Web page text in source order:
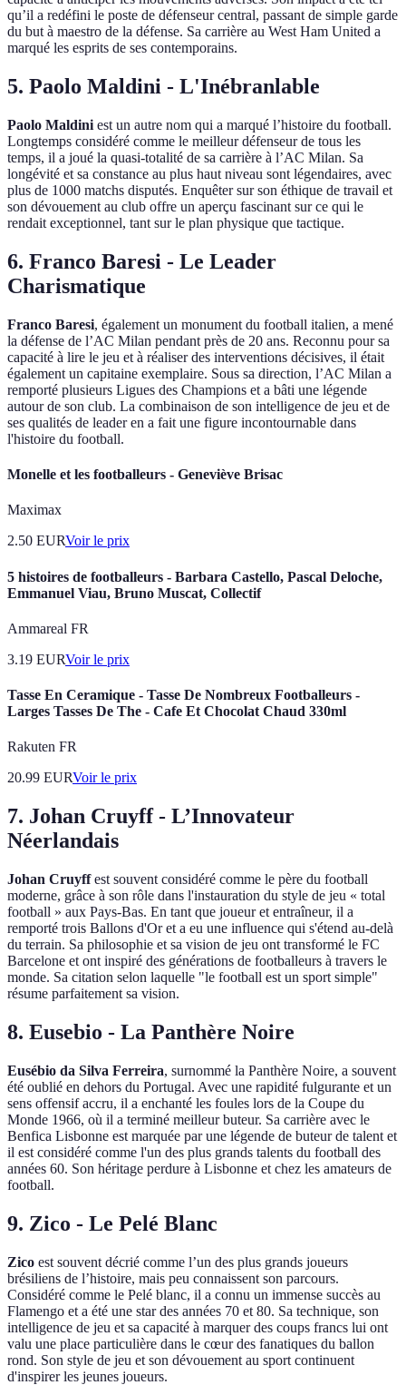
qu’il a redéfini le poste de défenseur central, passant de simple garde
du but à maestro de la défense. Sa carrière au West Ham United a
marqué les esprits de ses contemporains.
5. Paolo Maldini - L'Inébranlable
Paolo Maldini est un autre nom qui a marqué l’histoire du football.
Longtemps considéré comme le meilleur défenseur de tous les
temps, il a joué la quasi-totalité de sa carrière à l’AC Milan. Sa
longévité et sa constance au plus haut niveau sont légendaires, avec
plus de 1000 matchs disputés. Enquêter sur son éthique de travail et
son dévouement au club offre un aperçu fascinant sur ce qui le
rendait exceptionnel, tant sur le plan physique que tactique.
6. Franco Baresi - Le Leader
Charismatique
Franco Baresi, également un monument du football italien, a mené
la défense de l’AC Milan pendant près de 20 ans. Reconnu pour sa
capacité à lire le jeu et à réaliser des interventions décisives, il était
également un capitaine exemplaire. Sous sa direction, l’AC Milan a
remporté plusieurs Ligues des Champions et a bâti une légende
autour de son club. La combinaison de son intelligence de jeu et de
ses qualités de leader en a fait une figure incontournable dans
l'histoire du football.
Monelle et les footballeurs - Geneviève Brisac
Maximax
2.50 EURVoir le prix
5 histoires de footballeurs - Barbara Castello, Pascal Deloche,
Emmanuel Viau, Bruno Muscat, Collectif
Ammareal FR
3.19 EURVoir le prix
Tasse En Ceramique - Tasse De Nombreux Footballeurs -
Larges Tasses De The - Cafe Et Chocolat Chaud 330ml
Rakuten FR
20.99 EURVoir le prix
7. Johan Cruyff - L’Innovateur
Néerlandais
Johan Cruyffest souvent considéré comme le père du football
moderne, grâce à son rôle dans l'instauration du style de jeu « total
football » aux Pays-Bas. En tant que joueur et entraîneur, il a
remporté trois Ballons d'Or et a eu une influence qui s'étend au-delà
du terrain. Sa philosophie et sa vision de jeu ont transformé le FC
Barcelone et ont inspiré des générations de footballeurs à travers le
monde. Sa citation selon laquelle "le football est un sport simple"
résume parfaitement sa vision.
8. Eusebio - La Panthère Noire
Eusébio da Silva Ferreira, surnommé la Panthère Noire, a souvent
été oublié en dehors du Portugal. Avec une rapidité fulgurante et un
sens offensif accru, il a enchanté les foules lors de la Coupe du
Monde 1966, où il a terminé meilleur buteur. Sa carrière avec le
Benfica Lisbonne est marquée par une légende de buteur de talent et
il est considéré comme l'un des plus grands talents du football des
années 60. Son héritage perdure à Lisbonne et chez les amateurs de
football.
9. Zico - Le Pelé Blanc
Zico est souvent décrié comme l’un des plus grands joueurs
brésiliens de l’histoire, mais peu connaissent son parcours.
Considéré comme le Pelé blanc, il a connu un immense succès au
Flamengo et a été une star des années 70 et 80. Sa technique, son
intelligence de jeu et sa capacité à marquer des coups francs lui ont
valu une place particulière dans le cœur des fanatiques du ballon
rond. Son style de jeu et son dévouement au sport continuent
d'inspirer les jeunes joueurs.